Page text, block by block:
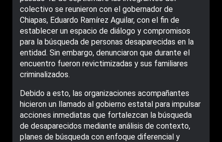
colectivo se reunieron con el gobernador de
Chiapas, Eduardo Ramírez Aguilar, con el fin de
establecer un espacio de diálogo y compromisos
para la búsqueda de personas desaparecidas en la
entidad. Sin embargo, denunciaron que durante el
encuentro fueron revictimizadas y sus familiares
criminalizados.
Debido a esto, las organizaciones acompañantes
hicieron un llamado al gobierno estatal para impulsar
acciones inmediatas que fortalezcan la búsqueda
de desaparecidos mediante análisis de contexto,
planes de búsqueda con enfoque diferencial y